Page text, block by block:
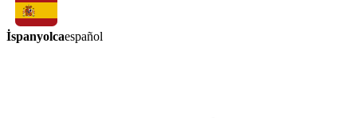
İspanyolcaespañol